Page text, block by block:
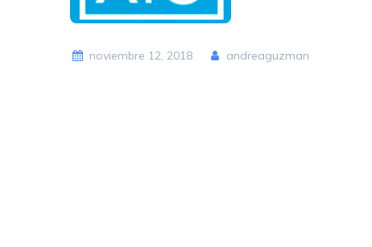
noviembre 12, 2018 andreaguzman